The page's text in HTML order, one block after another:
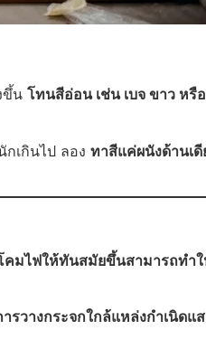
ขึ้น โทนสีอ่อน เช่น เบจ ขาว หรื
เกินไป ลอง ทาสีแค่ผนังด้านเ
คมไฟให้ทันสมัยขึ้นสามารถทำ
ารวางกระจกใกล้แหล่งกำเนิดแ